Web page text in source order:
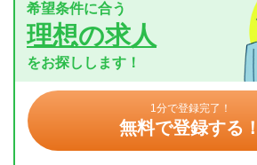
希望条件に合う
理想の求人
をお探しします！
1分で登録完了！
無料で登録する！